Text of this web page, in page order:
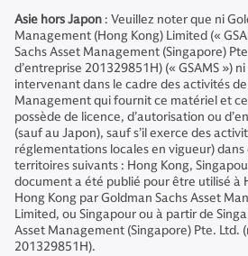
Asie hors Japon : Veuillez noter que ni
Management (Hong Kong) Limited («
Sachs Asset Management (Singapore)
d’entreprise 201329851H) (« GSAMS »)
intervenant dans le cadre des activités
Management qui fournit ce matériel et
possède de licence, d’autorisation ou
(sauf au Japon), sauf s’il exerce des
réglementations locales en vigueur)
territoires suivants : Hong Kong,
document a été publié pour être utilisé à
Hong Kong par Goldman Sachs Asset
Limited, ou Singapour ou à partir de
Asset Management (Singapore) Pte. Ltd.
201329851H).